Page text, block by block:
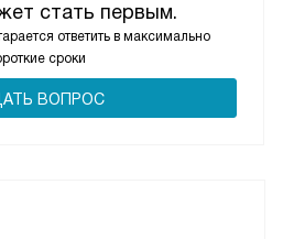
стать первым.
ответить в максимально
сроки
ВОПРОС